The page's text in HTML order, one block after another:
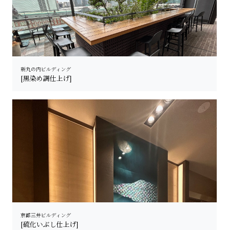
新丸の内ビルディング
[黒染め調仕上げ]
京都三井ビルディング
[硫化いぶし仕上げ]